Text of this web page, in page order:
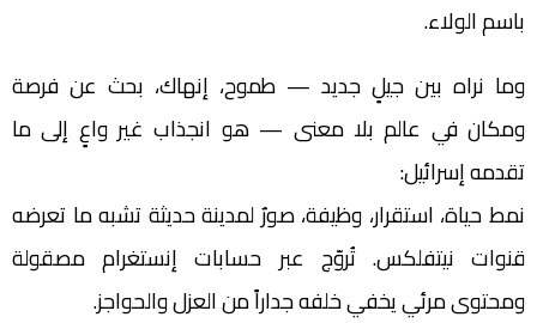
باسم الولاء.
وما نراه بين جيلٍ جديد — طموح، إنهاك، بحث عن فرصة
ومكان في عالم بلا معنى — هو انجذاب غير واعٍ إلى ما
تقدمه إسرائيل:
نمط حياة، استقرار، وظيفة، صورٌ لمدينة حديثة تشبه ما تعرضه
قنوات نيتفلكس. تُروّج عبر حسابات إنستغرام مصقولة
ومحتوى مرئي يخفي خلفه جداراً من العزل والحواجز.